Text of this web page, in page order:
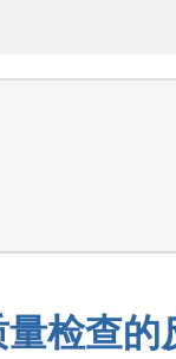
检查的